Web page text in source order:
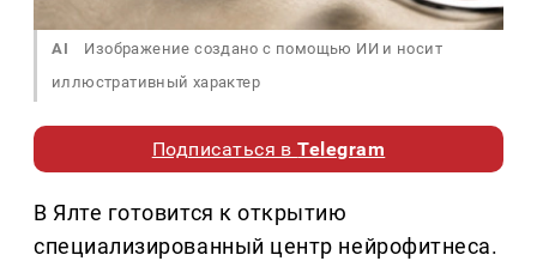
AI
Изображение создано с помощью ИИ и носит
иллюстративный характер
Подписаться вTelegram
В Ялте готовится к открытию
специализированный центр нейрофитнеса.